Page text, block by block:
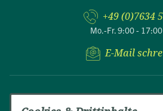
+49 (0)7634
Mo.-Fr. 9:00 -
E-Mail
ImpressumDatenschutzAGB©